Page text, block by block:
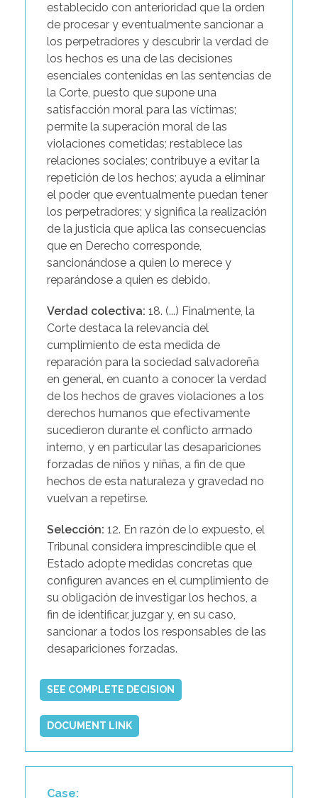
establecido con anterioridad que la orden
de procesar y eventualmente sancionar a
los perpetradores y descubrir la verdad de
los hechos es una de las decisiones
esenciales contenidas en las sentencias de
la Corte, puesto que supone una
satisfacción moral para las víctimas;
permite la superación moral de las
violaciones cometidas; restablece las
relaciones sociales; contribuye a evitar la
repetición de los hechos; ayuda a eliminar
el poder que eventualmente puedan tener
los perpetradores; y significa la realización
de la justicia que aplica las consecuencias
que en Derecho corresponde,
sancionándose a quien lo merece y
reparándose a quien es debido.
Verdad colectiva: 18. (...) Finalmente, la
Corte destaca la relevancia del
cumplimiento de esta medida de
reparación para la sociedad salvadoreña
en general, en cuanto a conocer la verdad
de los hechos de graves violaciones a los
derechos humanos que efectivamente
sucedieron durante el conflicto armado
interno, y en particular las desapariciones
forzadas de niños y niñas, a fin de que
hechos de esta naturaleza y gravedad no
vuelvan a repetirse.
Selección: 12. En razón de lo expuesto, el
Tribunal considera imprescindible que el
Estado adopte medidas concretas que
configuren avances en el cumplimiento de
su obligación de investigar los hechos, a
fin de identificar, juzgar y, en su caso,
sancionar a todos los responsables de las
desapariciones forzadas.
SEE COMPLETE DECISION
DOCUMENT LINK
Case: